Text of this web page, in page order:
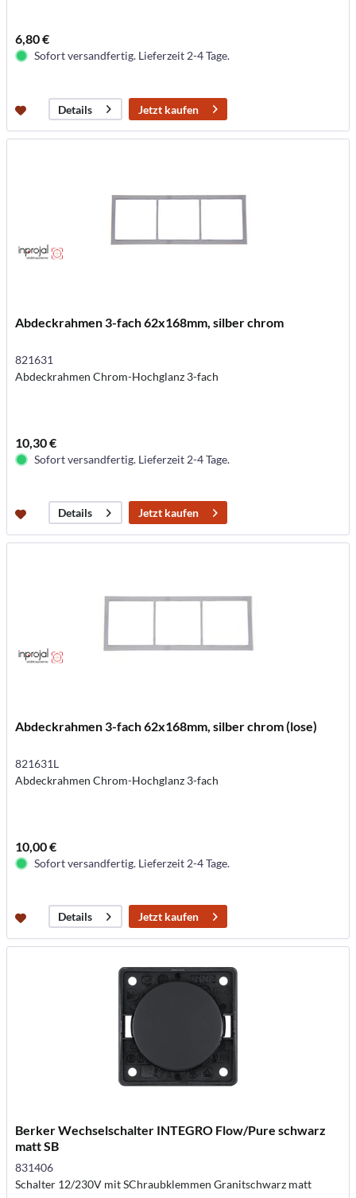
6,80 €
Sofort versandfertig. Lieferzeit 2-4 Tage.
Details Jetzt kaufen
Abdeckrahmen 3-fach 62x168mm, silber chrom
821631
Abdeckrahmen Chrom-Hochglanz 3-fach
10,30 €
Sofort versandfertig. Lieferzeit 2-4 Tage.
Details Jetzt kaufen
Abdeckrahmen 3-fach 62x168mm, silber chrom (lose)
821631L
Abdeckrahmen Chrom-Hochglanz 3-fach
10,00 €
Sofort versandfertig. Lieferzeit 2-4 Tage.
Details Jetzt kaufen
Berker Wechselschalter INTEGRO Flow/Pure schwarz
matt SB
831406
Schalter 12/230V mit SChraubklemmen Granitschwarz matt